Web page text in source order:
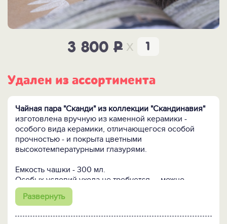
3 800 P x
Удален из ассортимента
Чайная пара "Сканди" из коллекции "Скандинавия"
изготовлена вручную из каменной керамики -
особого вида керамики, отличающегося особой
прочностью - и покрыта цветными
высокотемпературными глазурями.
Емкость чашки - 300 мл.
Особых условий ухода не требуется — можно
использовать в свч-печи и мыть в посудомоечной
машине.
Развернуть